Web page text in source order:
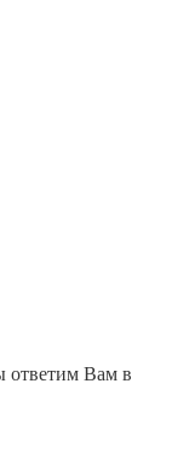
ответим Вам в